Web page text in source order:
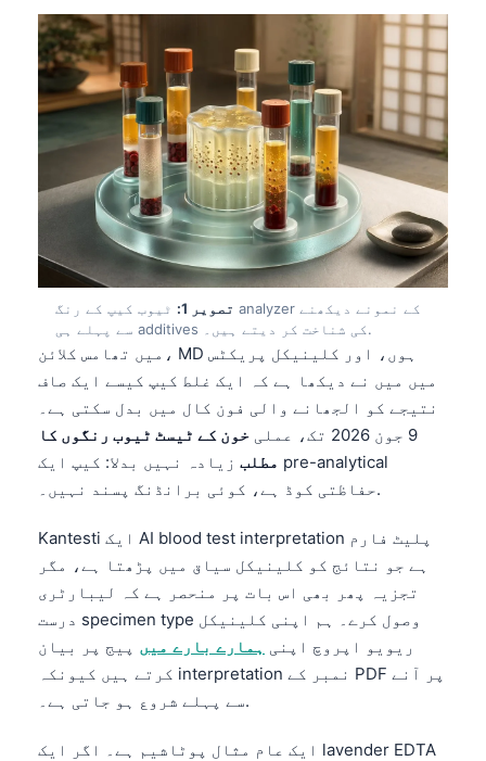
تصویر 1:
ٹیوب کیپ کے رنگ analyzer کے نمونے دیکھنے
سے پہلے ہی additives کی شناخت کر دیتے ہیں۔.
میں تھامس کلائن، MD ہوں، اور کلینیکل پریکٹس
میں میں نے دیکھا ہے کہ ایک غلط کیپ کیسے ایک صاف
نتیجے کو الجھانے والی فون کال میں بدل سکتی ہے۔
9 جون 2026 تک، عملی
خون کے ٹیسٹ ٹیوب رنگوں کا
مطلب زیادہ نہیں بدلا: کیپ ایک pre-analytical
حفاظتی کوڈ ہے، کوئی برانڈنگ پسند نہیں۔.
Kantesti ایک AI blood test interpretation پلیٹ فارم
ہے جو نتائج کو کلینیکل سیاق میں پڑھتا ہے، مگر
تجزیہ پھر بھی اس بات پر منحصر ہے کہ لیبارٹری
درست specimen type وصول کرے۔ ہم اپنی کلینیکل
ریویو اپروچ اپنی ہمارے بارے میں پیج پر بیان
کرتے ہیں کیونکہ interpretation نمبر کے PDF پر آنے
سے پہلے شروع ہو جاتی ہے۔.
ایک عام مثال پوٹاشیم ہے۔ اگر ایک lavender EDTA